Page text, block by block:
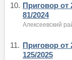
10. Приговор от
81/2024
Алексеевский
11. Приговор от
125/2025